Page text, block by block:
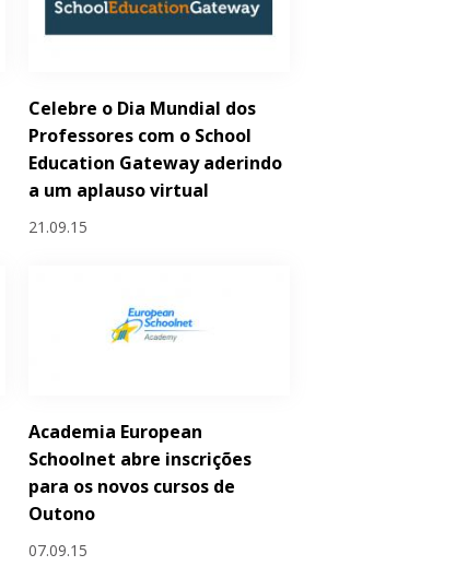
Celebre o Dia Mundial dos
Professores com o School
Education Gateway aderindo
a um aplauso virtual
21.09.15
Academia European
Schoolnet abre inscrições
para os novos cursos de
Outono
07.09.15